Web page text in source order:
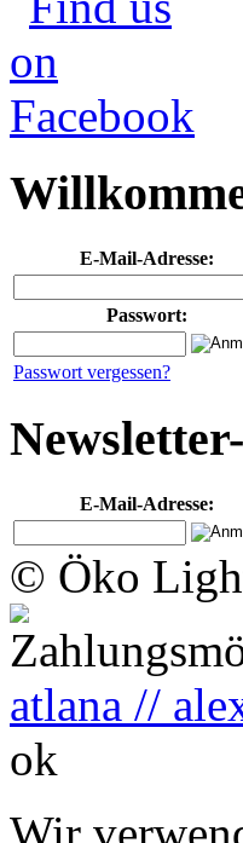
E-Mail-Adresse:
Passwort:
Passwort vergessen?
E-Mail-Adresse:
© Öko
atlana //
ok
Wir